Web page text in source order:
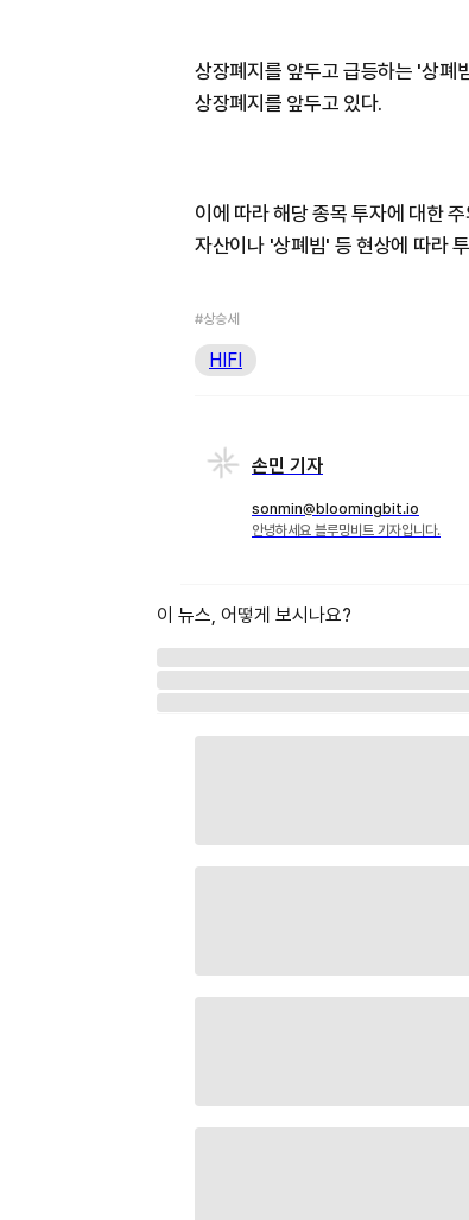
상장폐지를 앞두고 급등하는 '상폐
상장폐지를 앞두고 있다.
이에 따라 해당 종목 투자에 대한
자산이나 '상폐빔' 등 현상에 따라
#상승세
HIFI
손민 기자
sonmin@bloomingbit.io
안녕하세요 블루밍비트 기자입니다.
이 뉴스, 어떻게 보시나요?